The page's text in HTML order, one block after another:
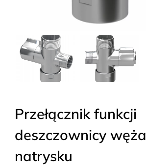
Przełącznik funkcji
deszczownicy węża
natrysku